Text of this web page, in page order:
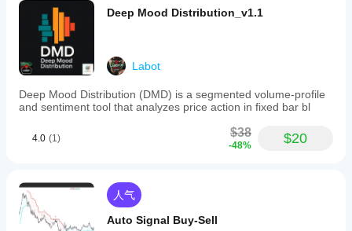
Deep Mood Distribution_v1.1
Labot
Deep Mood Distribution (DMD) is a segmented volume-profile
and sentiment tool that analyzes price action in fixed bar bl
4.0 (1) $38
-48% $20
人气
Auto Signal Buy-Sell